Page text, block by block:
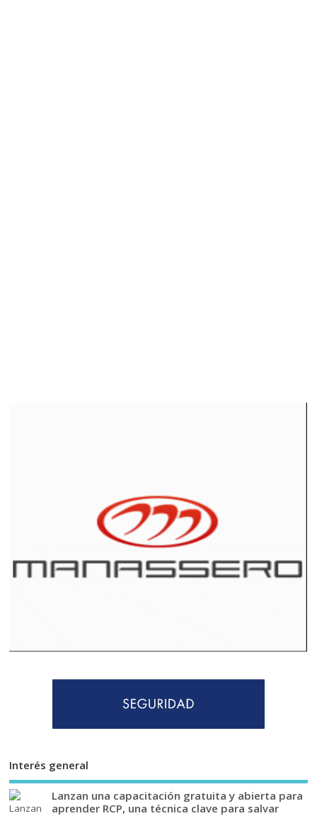
Interés general
Lanzan una capacitación gratuita y abierta para
aprender RCP, una técnica clave para salvar